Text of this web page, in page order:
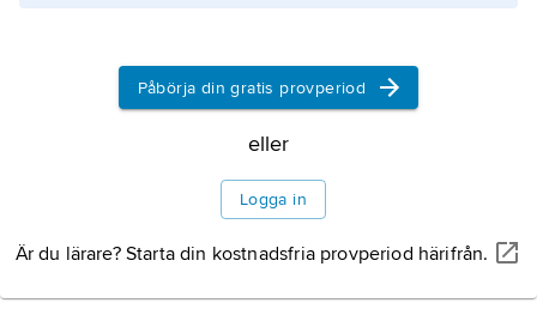
Information om artikeln
Påbörja din gratis provperiod
eller
Logga in
Är du lärare? Starta din kostnadsfria provperiod härifrån.